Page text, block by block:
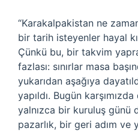
“Karakalpakistan ne
bir tarih isteyenler hayal
Çünkü bu, bir takvim
fazlası: sınırlar masa
yukarıdan aşağıya
yapıldı. Bugün
yalnızca bir kuruluş günü
pazarlık, bir geri adım ve